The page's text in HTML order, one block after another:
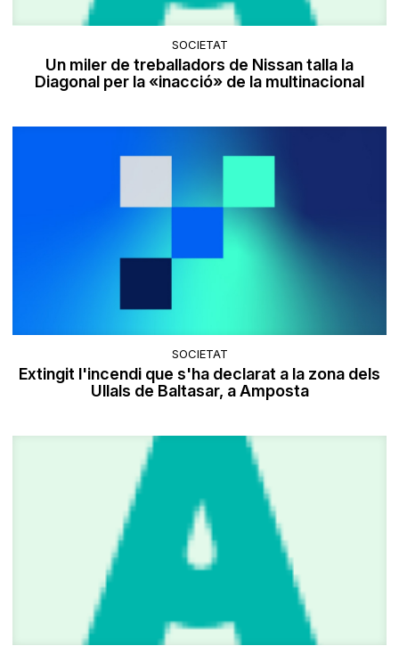
SOCIETAT
Un miler de treballadors de Nissan talla la
Diagonal per la «inacció» de la multinacional
SOCIETAT
Extingit l'incendi que s'ha declarat a la zona dels
Ullals de Baltasar, a Amposta